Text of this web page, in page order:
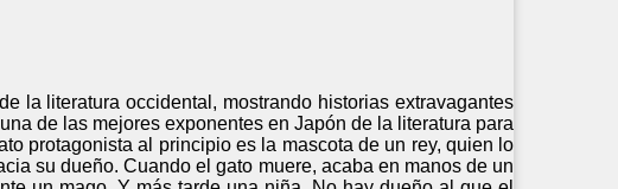
la literatura occidental, mostrando historias extravagantes
de las mejores exponentes en Japón de la literatura para
protagonista al principio es la mascota de un rey, quien lo
su dueño. Cuando el gato muere, acaba en manos de un